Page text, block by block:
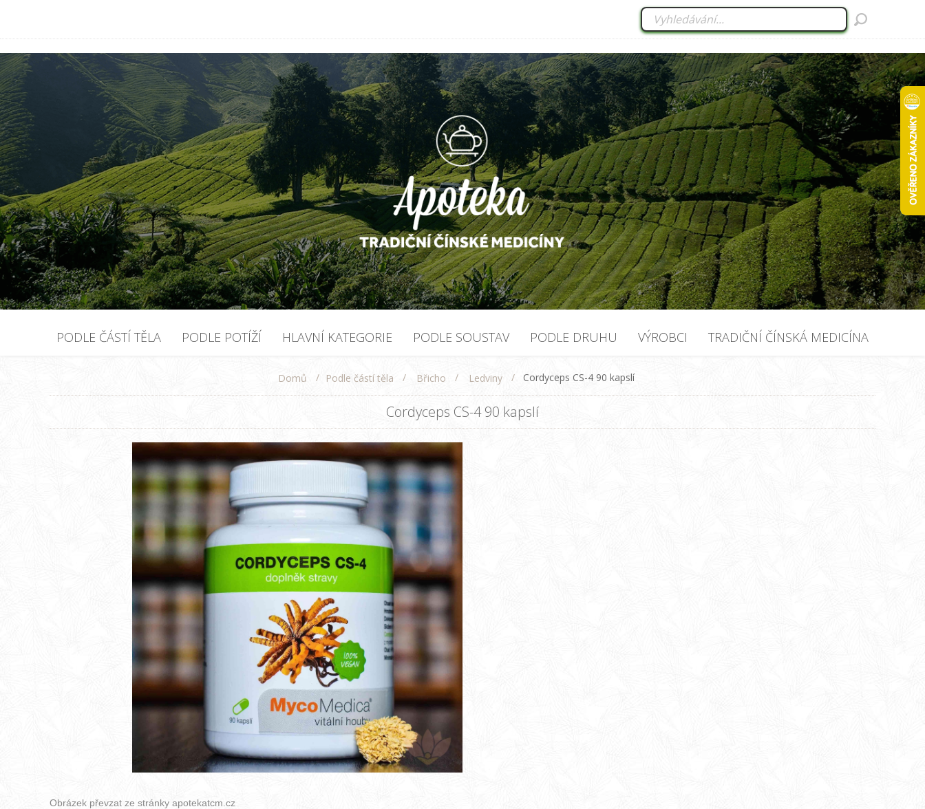
PODLE ČÁSTÍ TĚLA PODLE POTÍŽÍ HLAVNÍ KATEGORIE PODLE SOUSTAV PODLE DRUHU VÝROBCI TRADIČNÍ ČÍNSKÁ MEDICÍNA
Domů / Podle částí těla / Břicho / Ledviny / Cordyceps CS-4 90 kapslí
Cordyceps CS-4 90 kapslí
Obrázek převzat ze stránky apotekatcm.cz